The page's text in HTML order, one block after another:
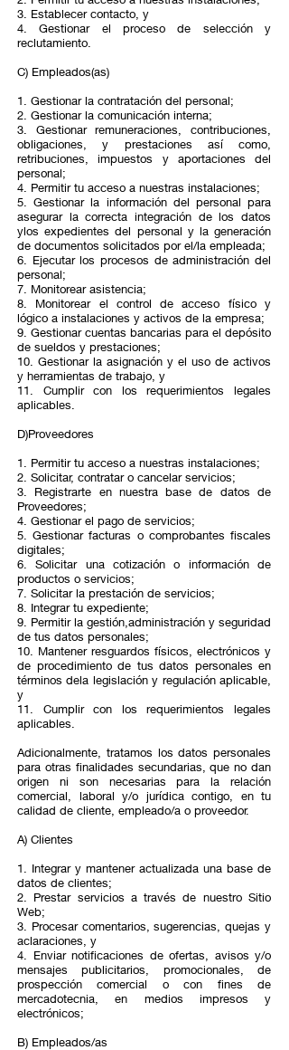
3. Establecer contacto, y
4. Gestionar el proceso de selección y
reclutamiento.
C) Empleados(as)
1. Gestionar la contratación del personal;
2. Gestionar la comunicación interna;
3. Gestionar remuneraciones, contribuciones,
obligaciones, y prestaciones así como,
retribuciones, impuestos y aportaciones del
personal;
4. Permitir tu acceso a nuestras instalaciones;
5. Gestionar la información del personal para
asegurar la correcta integración de los datos
ylos expedientes del personal y la generación
de documentos solicitados por el/la empleada;
6. Ejecutar los procesos de administración del
personal;
7. Monitorear asistencia;
8. Monitorear el control de acceso físico y
lógico a instalaciones y activos de la empresa;
9. Gestionar cuentas bancarias para el depósito
de sueldos y prestaciones;
10. Gestionar la asignación y el uso de activos
y herramientas de trabajo, y
11. Cumplir con los requerimientos legales
aplicables.
D)Proveedores
1. Permitir tu acceso a nuestras instalaciones;
2. Solicitar, contratar o cancelar servicios;
3. Registrarte en nuestra base de datos de
Proveedores;
4. Gestionar el pago de servicios;
5. Gestionar facturas o comprobantes fiscales
digitales;
6. Solicitar una cotización o información de
productos o servicios;
7. Solicitar la prestación de servicios;
8. Integrar tu expediente;
9. Permitir la gestión,administración y seguridad
de tus datos personales;
10. Mantener resguardos físicos, electrónicos y
de procedimiento de tus datos personales en
términos dela legislación y regulación aplicable,
y
11. Cumplir con los requerimientos legales
aplicables.
Adicionalmente, tratamos los datos personales
para otras finalidades secundarias, que no dan
origen ni son necesarias para la relación
comercial, laboral y/o jurídica contigo, en tu
calidad de cliente, empleado/a o proveedor.
A) Clientes
1. Integrar y mantener actualizada una base de
datos de clientes;
2. Prestar servicios a través de nuestro Sitio
Web;
3. Procesar comentarios, sugerencias, quejas y
aclaraciones, y
4. Enviar notificaciones de ofertas, avisos y/o
mensajes publicitarios, promocionales, de
prospección comercial o con fines de
mercadotecnia, en medios impresos y
electrónicos;
B) Empleados/as